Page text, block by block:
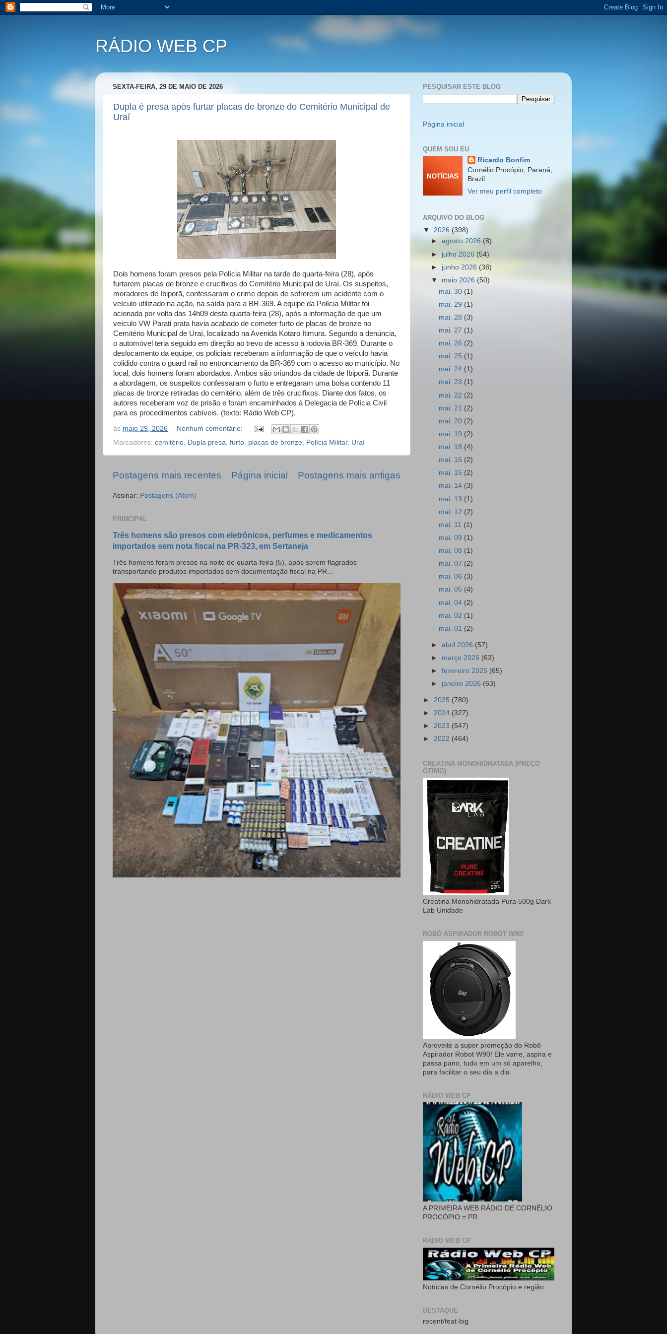
RÁDIO WEB CP
SEXTA-FEIRA, 29 DE MAIO DE 2026
Dupla é presa após furtar placas de bronze do Cemitério Municipal de
Uraí
Dois homens foram presos pela Polícia Militar na tarde de quarta-feira (28), após
furtarem placas de bronze e crucifixos do Cemitério Municipal de Uraí. Os suspeitos,
moradores de Ibiporã, confessaram o crime depois de sofrerem um acidente com o
veículo utilizado na ação, na saída para a BR-369. A equipe da Polícia Militar foi
acionada por volta das 14h09 desta quarta-feira (28), após a informação de que um
veículo VW Parati prata havia acabado de cometer furto de placas de bronze no
Cemitério Municipal de Uraí, localizado na Avenida Kotaro Itimura. Segundo a denúncia,
o automóvel teria seguido em direção ao trevo de acesso à rodovia BR-369. Durante o
deslocamento da equipe, os policiais receberam a informação de que o veículo havia
colidido contra o guard rail no entroncamento da BR-369 com o acesso ao município. No
local, dois homens foram abordados. Ambos são oriundos da cidade de Ibiporã. Durante
a abordagem, os suspeitos confessaram o furto e entregaram uma bolsa contendo 11
placas de bronze retiradas do cemitério, além de três crucifixos. Diante dos fatos, os
autores receberam voz de prisão e foram encaminhados à Delegacia de Polícia Civil
para os procedimentos cabíveis. (texto: Rádio Web CP).
às maio 29, 2026
Nenhum comentário:
Marcadores: cemitério, Dupla presa, furto, placas de bronze, Polícia Militar, Uraí
Postagens mais recentes Postagens mais antigas
Página inicial
Assinar: Postagens (Atom)
PRINCIPAL
Três homens são presos com eletrônicos, perfumes e medicamentos
importados sem nota fiscal na PR-323, em Sertaneja
Três homens foram presos na noite de quarta-feira (5), após serem flagrados
transportando produtos importados sem documentação fiscal na PR...
PESQUISAR ESTE BLOG
Página inicial
QUEM SOU EU
Ricardo Bonfim
Cornélio Procópio, Paraná,
Brazil
Ver meu perfil completo
ARQUIVO DO BLOG
▼ 2026 (398)
►agosto 2026 (8)
► julho 2026 (54)
► junho 2026 (38)
▼ maio 2026 (50)
mai. 30 (1)
mai. 29 (1)
mai. 28 (3)
mai. 27 (1)
mai. 26 (2)
mai. 25 (1)
mai. 24 (1)
mai. 23 (1)
mai. 22 (2)
mai. 21 (2)
mai. 20 (2)
mai. 19 (2)
mai. 18 (4)
mai. 16 (2)
mai. 15 (2)
mai. 14 (3)
mai. 13 (1)
mai. 12 (2)
mai. 11 (1)
mai. 09 (1)
mai. 08 (1)
mai. 07 (2)
mai. 06 (3)
mai. 05 (4)
mai. 04 (2)
mai. 02 (1)
mai. 01 (2)
►abril 2026 (57)
► março 2026 (63)
►fevereiro 2026 (65)
► janeiro 2026 (63)
► 2025 (780)
► 2024 (327)
► 2023 (547)
► 2022 (464)
CREATINA MONOHIDRATADA (PREÇO
ÓTIMO)
Creatina Monohidratada Pura 500g Dark
Lab Unidade
ROBÔ ASPIRADOR ROBOT W90!
Aproveite a super promoção do Robô
Aspirador Robot W90! Ele varre, aspira e
passa pano, tudo em um só aparelho,
para facilitar o seu dia a dia.
RÁDIO WEB CP
A PRIMEIRA WEB RÁDIO DE CORNÉLIO
PROCÓPIO = PR
RÁDIO WEB CP
Notícias de Cornélio Procópio e região.
DESTAQUE
recent/feat-big